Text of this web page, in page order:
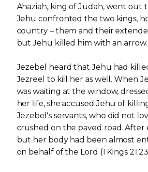
Ahaziah, king of Judah, went out
Jehu confronted the two kings,
country – them and their
but Jehu killed him with an
Jezebel heard that Jehu had
Jezreel to kill her as well. When
was waiting at the window,
her life, she accused Jehu of
Jezebel's servants, who did not
crushed on the paved road.
but her body had been almost
on behalf of the Lord (1 Kings